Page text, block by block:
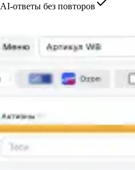
AI-ответы без повторов